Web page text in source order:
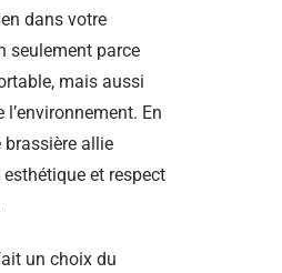
dans votre
seulement parce
mais aussi
l’environnement. En
brassière allie
et respect
un choix du